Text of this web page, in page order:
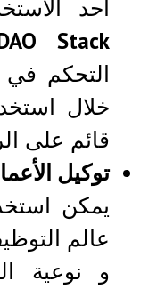
أحد
Stack
التحكم في
خلال
قائم على
توكيل
يمكن
عالم
و نوعية